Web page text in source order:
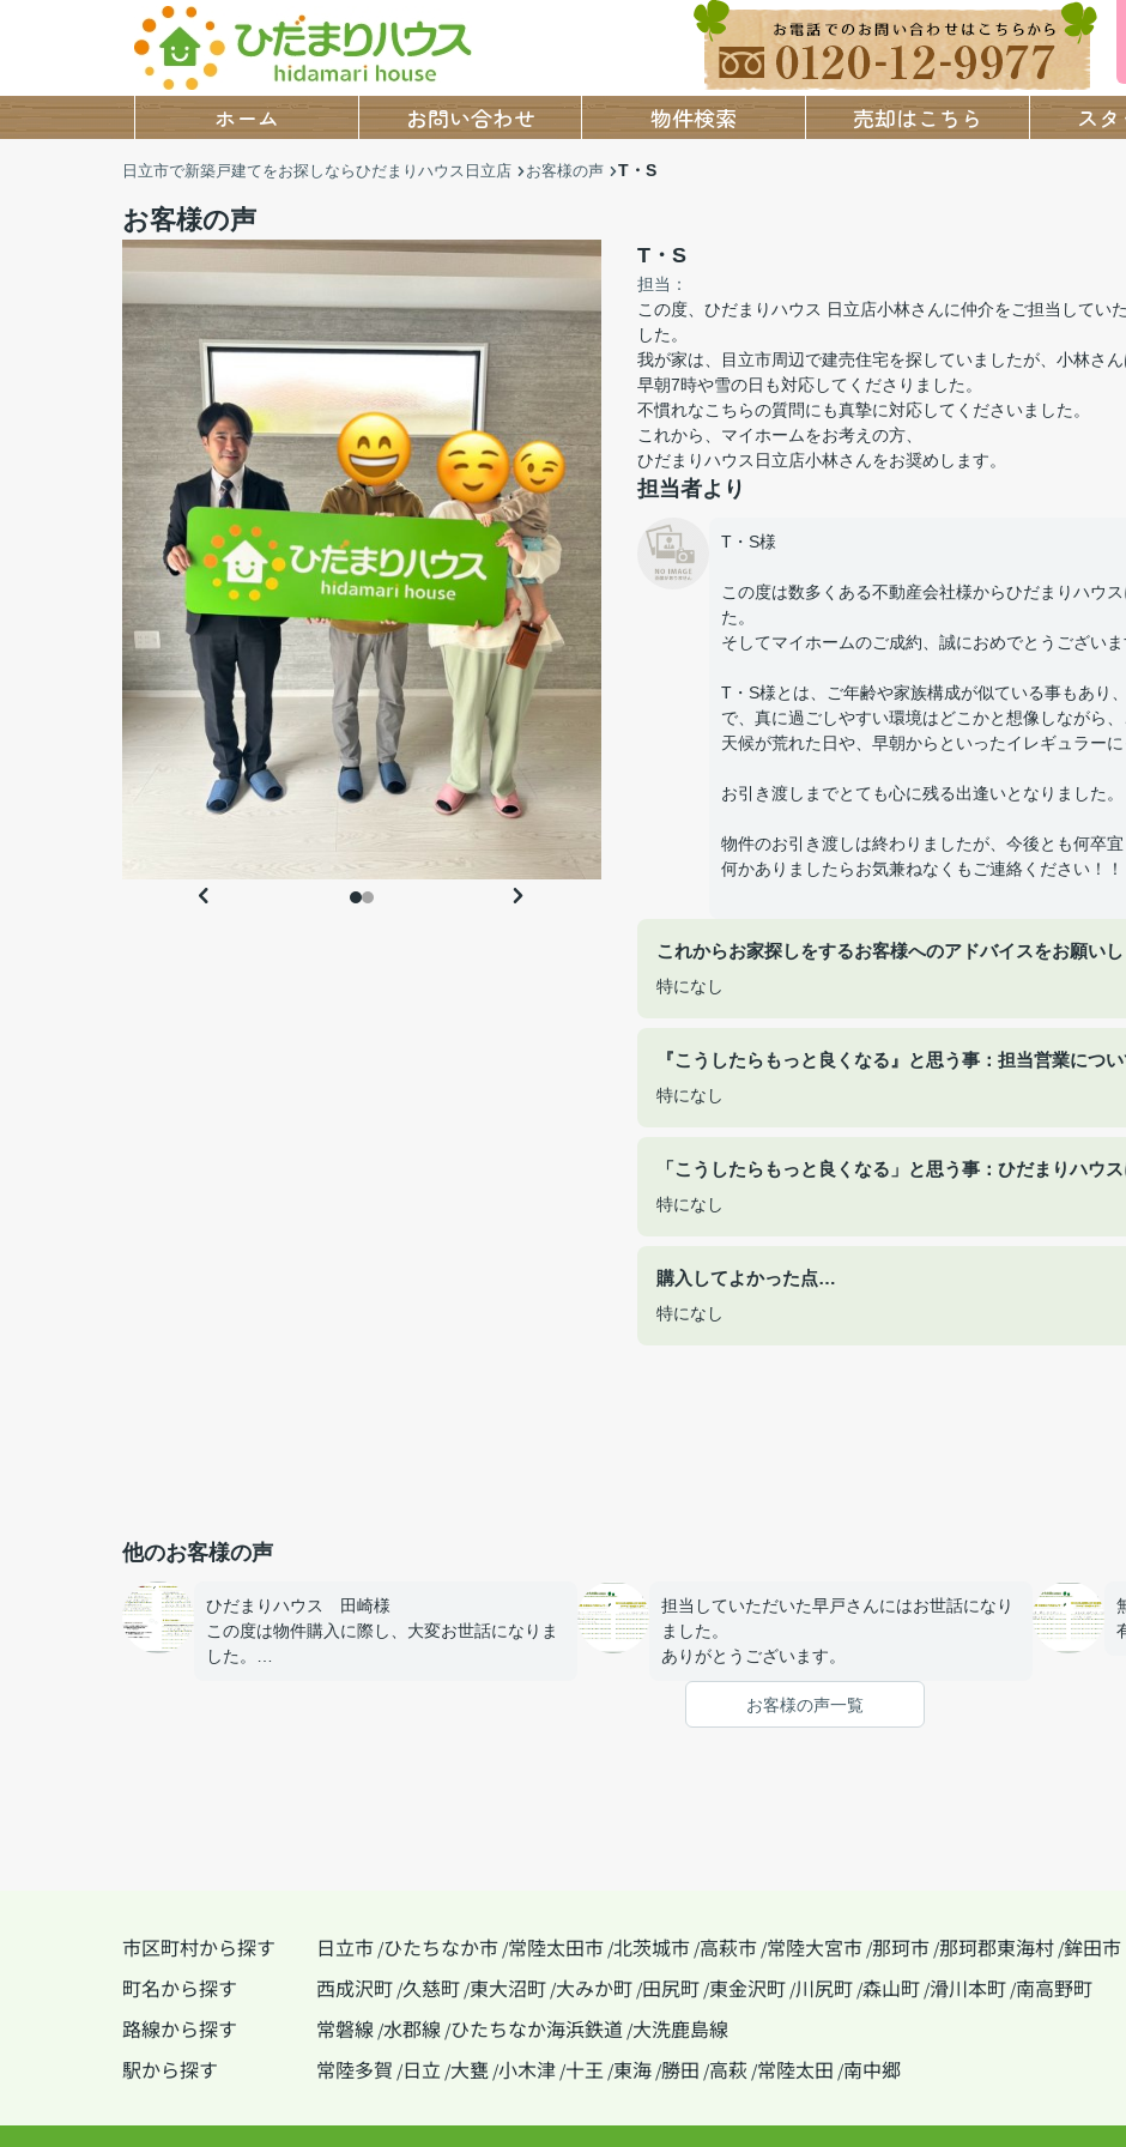
ホーム お問い合わせ 物件検索 売却はこちら ス
日立市で新築戸建てをお探しならひだまりハウス日立店 お客様の声 T・S
お客様の声
T・S
担当：
この度、ひだまりハウス 日立店小林さんに仲介をご担当してい
した。
我が家は、目立市周辺で建売住宅を探していましたが、小林さ
早朝7時や雪の日も対応してくださりました。
不慣れなこちらの質問にも真摯に対応してくださいました。
これから、マイホームをお考えの方、
ひだまりハウス日立店小林さんをお奨めします。
担当者より
T・S様
この度は数多くある不動産会社様からひだまりハウ
た。
そしてマイホームのご成約、誠におめでとうございま
T・S様とは、ご年齢や家族構成が似ている事もあり
で、真に過ごしやすい環境はどこかと想像しながら
天候が荒れた日や、早朝からといったイレギュラー
お引き渡しまでとても心に残る出逢いとなりました。
物件のお引き渡しは終わりましたが、今後とも何卒宜
何かありましたらお気兼ねなくもご連絡ください！！
これからお家探しをするお客様へのアドバイスをお願いし
特になし
『こうしたらもっと良くなる』と思う事：担当営業につ
特になし
「こうしたらもっと良くなる」と思う事：ひだまりハウ
特になし
購入してよかった点…
特になし
他のお客様の声
ひだまりハウス 田崎様
この度は物件購入に際し、大変お世話になりま
した。
担当していただいた早戸さんにはお世話になり
ました。
ありがとうございます。
お客様の声一覧
市区町村から探す 日立市 /ひたちなか市 /常陸太田市 /北茨城市 /高萩市 /常陸大宮市 /那珂市 /那珂郡東海村 /鉾田市
町名から探す
西成沢町 /久慈町 /東大沼町 /大みか町 /田尻町 /東金沢町 /川尻町 /森山町 /滑川本町 /南高野町
路線から探す
常磐線 /水郡線 /ひたちなか海浜鉄道 /大洗鹿島線
駅から探す
常陸多賀 /日立 /大甕 /小木津 /十王 /東海 /勝田 /高萩 /常陸太田 /南中郷